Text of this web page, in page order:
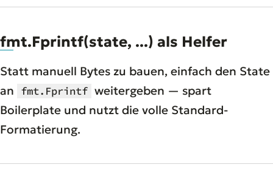
fmt.Fprintf(state, ...) als Helfer
Statt manuell Bytes zu bauen, einfach den State
an fmt.Fprintf weitergeben — spart
Boilerplate und nutzt die volle Standard-
Formatierung.